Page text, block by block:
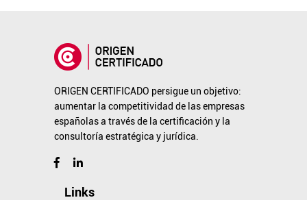
ORIGEN CERTIFICADO persigue un objetivo:
aumentar la competitividad de las empresas
españolas a través de la certificación y la
consultoría estratégica y jurídica.
Links